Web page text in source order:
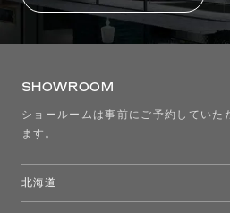
SHOWROOM
ショールームは事前にご予約していた
ます。
北海道